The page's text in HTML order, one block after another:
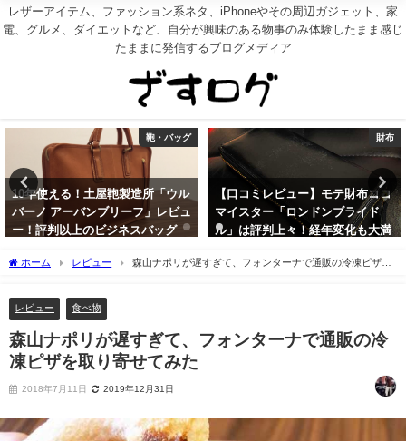
レザーアイテム、ファッション系ネタ、iPhoneやその周辺ガジェット、家
電、グルメ、ダイエットなど、自分が興味のある物事のみ体験したまま感じ
たままに発信するブログメディア
鞄・バッグ
10年使える！土屋鞄製造所「ウル
バーノ アーバンブリーフ」レビュ
ー！評判以上のビジネスバッグ
財布
【口コミレビュー】モテ財布ココ
マイスター「ロンドンブライド
ル」は評判上々！経年変化も大満
ホーム レビュー
森山ナポリが遅すぎて、フォンターナで通販の冷凍ピザを
レビュー 食べ物
森山ナポリが遅すぎて、フォンターナで通販の冷
凍ピザを取り寄せてみた
2018年7月11日 2019年12月31日